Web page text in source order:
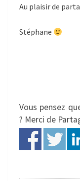
Au plaisir de
Stéphane
Vous pensez
? Merci de